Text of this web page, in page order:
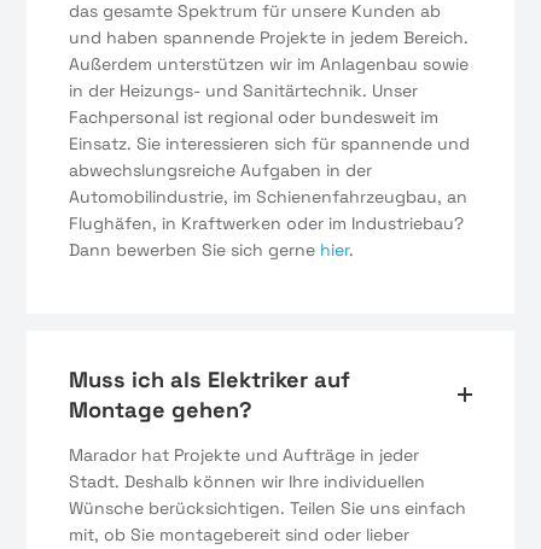
das gesamte Spektrum für unsere Kunden ab
und haben spannende Projekte in jedem Bereich.
Außerdem unterstützen wir im Anlagenbau sowie
in der Heizungs- und Sanitärtechnik. Unser
Fachpersonal ist regional oder bundesweit im
Einsatz. Sie interessieren sich für spannende und
abwechslungsreiche Aufgaben in der
Automobilindustrie, im Schienenfahrzeugbau, an
Flughäfen, in Kraftwerken oder im Industriebau?
Dann bewerben Sie sich gerne hier.
Muss ich als Elektriker auf
Montage gehen?
Marador hat Projekte und Aufträge in jeder
Stadt. Deshalb können wir Ihre individuellen
Wünsche berücksichtigen. Teilen Sie uns einfach
mit, ob Sie montagebereit sind oder lieber